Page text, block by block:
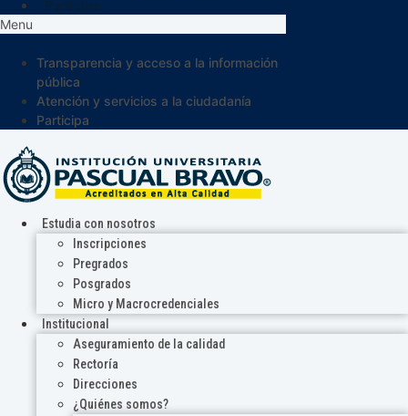
Menu
Transparencia y acceso a la información
pública
Atención y servicios a la ciudadanía
Participa
Estudia con nosotros
Inscripciones
Pregrados
Posgrados
Micro y Macrocredenciales
Institucional
Aseguramiento de la calidad
Rectoría
Direcciones
¿Quiénes somos?